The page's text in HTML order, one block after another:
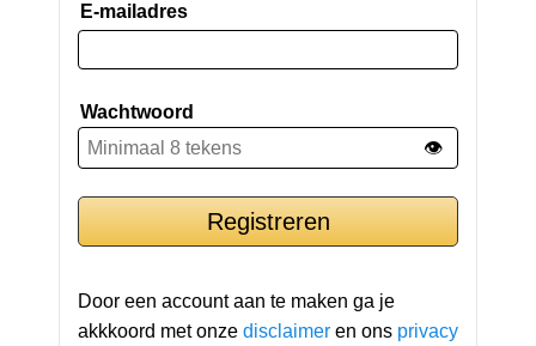
E-mailadres
Wachtwoord
👁️
Door een account aan te maken ga je
akkkoord met onze disclaimer en ons privacy